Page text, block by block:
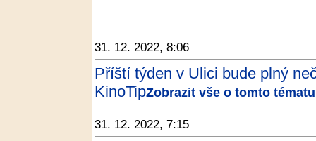
31. 12. 2022, 8:06
Příští týden v Ulici bude plný
KinoTipZobrazit vše o tomto
31. 12. 2022, 7:15